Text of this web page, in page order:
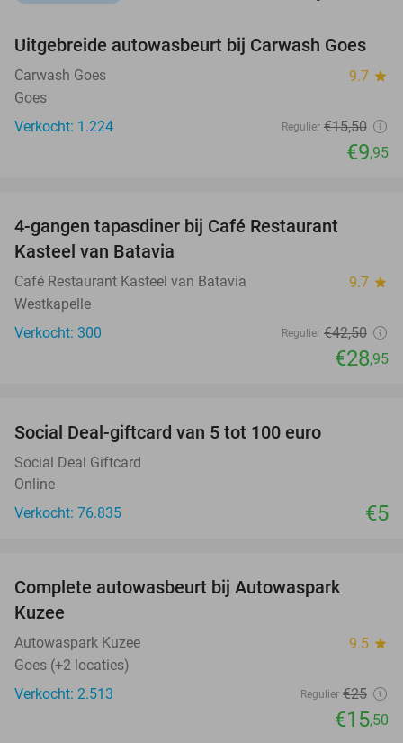
36%
Uitgebreide autowasbeurt bij Carwash Goes
Carwash Goes 9.7 star
Goes
Verkocht: 1.224
Regulier €15,50
€9,95
4-gangen tapasdiner bij Café Restaurant
Kasteel van Batavia
Café Restaurant Kasteel van Batavia 9.7 star
Westkapelle
Verkocht: 300
Regulier €42,50
€28,95
Social Deal-giftcard van 5 tot 100 euro
Social Deal Giftcard
Online
Verkocht: 76.835
€5
Complete autowasbeurt bij Autowaspark
Kuzee
Autowaspark Kuzee 9.5 star
Goes (+2 locaties)
Verkocht: 2.513
Regulier €25
€15,50